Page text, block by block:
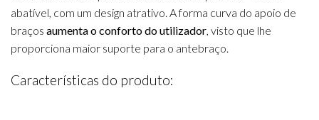
abatível, com um design atrativo. A forma curva do apoio de
braços aumenta o conforto do utilizador, visto que lhe
proporciona maior suporte para o antebraço.
Características do produto: